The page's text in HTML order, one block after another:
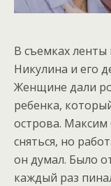
В съемках
Никулина и его
Женщине дали
ребенка,
острова.
сняться, но
он думал. Было
каждый раз